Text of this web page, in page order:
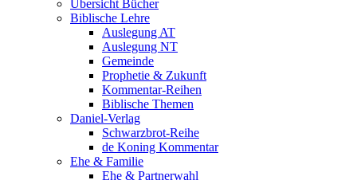
Übersicht Bücher
Biblische Lehre
Auslegung AT
Auslegung NT
Gemeinde
Prophetie & Zukunft
Kommentar-Reihen
Biblische Themen
Daniel-Verlag
Schwarzbrot-Reihe
de Koning Kommentar
Ehe & Familie
Ehe & Partnerwahl